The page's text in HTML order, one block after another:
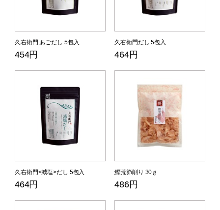
久右衛門 あごだし 5包入
454円
久右衛門だし 5包入
464円
久右衛門<減塩>だし 5包入
464円
鰹荒節削り 30ｇ
486円